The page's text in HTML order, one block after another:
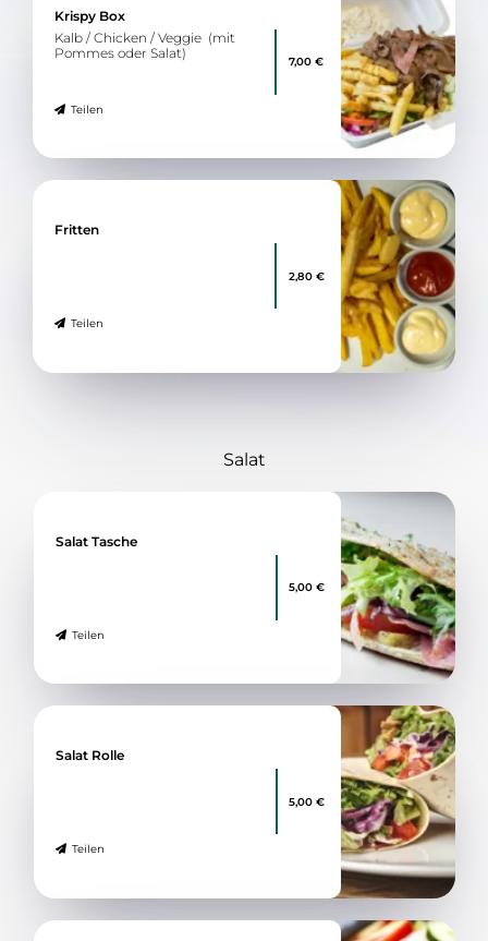
Krispy Box
Kalb / Chicken / Veggie (mit
Pommes oder Salat)
Teilen
7,00 €
Fritten
Teilen
2,80 €
Salat
Salat Tasche
Teilen
5,00 €
Salat Rolle
Teilen
5,00 €